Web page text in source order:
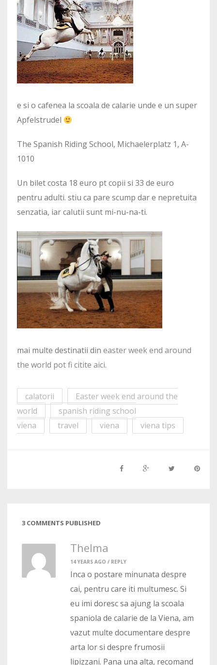
e si o cafenea la scoala de calarie unde e un super
Apfelstrudel
The Spanish Riding School, Michaelerplatz 1, A-
1010
Un bilet costa 18 euro pt copii si 33 de euro
pentru adulti. stiu ca pare scump dar e nepretuita
senzatia, iar calutii sunt mi-nu-na-ti.
mai multe destinatii din easter week end around
the world pot fi citite aici.
calatorii
Easter week end around the
world
spanish riding school
viena
travel viena viena tips
3 COMMENTS PUBLISHED
Thelma
14 YEARS AGO / REPLY
Inca o postare minunata despre
cai, pentru care iti multumesc. Si
eu imi doresc sa ajung la scoala
spaniola de calarie de la Viena, am
vazut multe documentare despre
arta lor si despre frumosii
lipizzani. Pana una alta, recomand